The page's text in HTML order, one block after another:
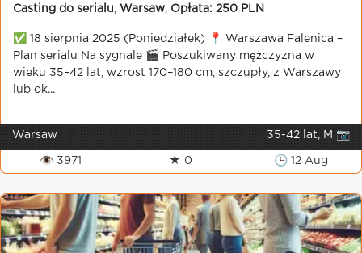
Casting do serialu Warsaw Opłata: 250 PLN
✅ 18 sierpnia 2025 (Poniedziałek) 📍 Warszawa Falenica –
Plan serialu Na sygnale 🎬 Poszukiwany mężczyzna w
wieku 35–42 lat, wzrost 170–180 cm, szczupły, z Warszawy
lub ok...
Warsaw 35-42 lat, M 📷
👁 3971 ★ 0 🕒 12 Aug